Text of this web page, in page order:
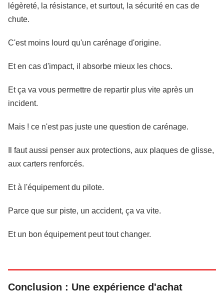
légèreté, la résistance, et surtout, la sécurité en cas de
chute.
C'est moins lourd qu'un carénage d'origine.
Et en cas d'impact, il absorbe mieux les chocs.
Et ça va vous permettre de repartir plus vite après un
incident.
Mais ! ce n'est pas juste une question de carénage.
Il faut aussi penser aux protections, aux plaques de glisse,
aux carters renforcés.
Et à l'équipement du pilote.
Parce que sur piste, un accident, ça va vite.
Et un bon équipement peut tout changer.
Conclusion : Une expérience d'achat